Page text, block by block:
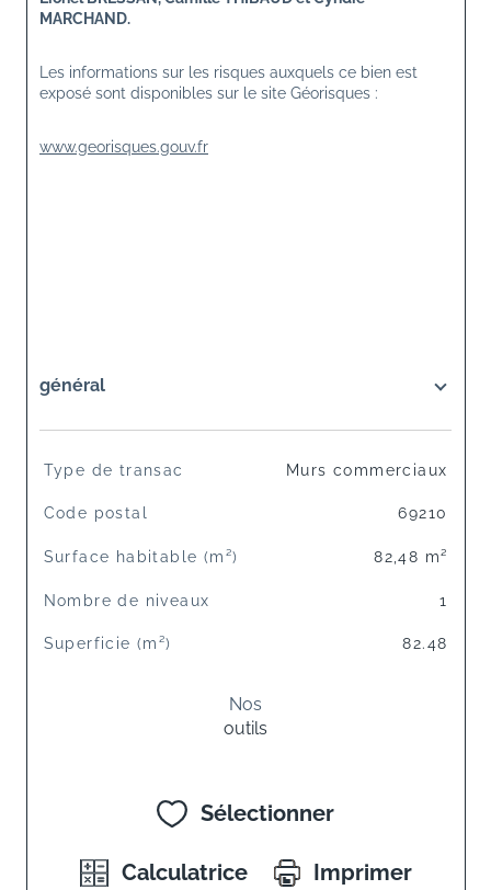
MARCHAND.
Les informations sur les risques auxquels ce bien est
exposé sont disponibles sur le site Géorisques :
www.georisques.gouv.fr
général
TRAD_SIROCCO_Caracteristique Valeurs
Type de transac Murs commerciaux
Code postal 69210
Surface habitable (m²) 82,48 m²
Nombre de niveaux 1
Superficie (m²) 82.48
Nos
outils
Sélectionner
Calculatrice Imprimer